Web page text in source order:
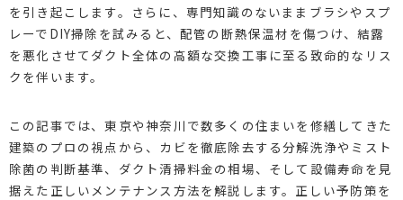
を引き起こします。さらに、専門知識のないままブラシやスプ
レーでDIY掃除を試みると、配管の断熱保温材を傷つけ、結露
を悪化させてダクト全体の高額な交換工事に至る致命的なリス
クを伴います。
この記事では、東京や神奈川で数多くの住まいを修繕してきた
建築のプロの視点から、カビを徹底除去する分解洗浄やミスト
除菌の判断基準、ダクト清掃料金の相場、そして設備寿命を見
据えた正しいメンテナンス方法を解説します。正しい予防策を